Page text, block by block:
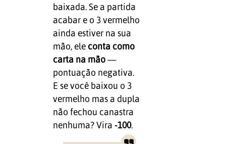
baixada. Se a partida
acabar e o 3 vermelho
ainda estiver na sua
mão, ele conta como
carta na mão—
pontuação negativa.
E se você baixou o 3
vermelho mas a dupla
não fechou canastra
nenhuma? Vira -100.